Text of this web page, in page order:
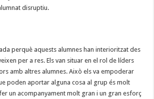
disruptiu.
perquè aquests alumnes han interioritzat des
per a res. Els van situar en el rol de líders
amb altres alumnes. Això els va empoderar
poden aportar alguna cosa al grup és molt
fer un acompanyament molt gran i un gran esforç